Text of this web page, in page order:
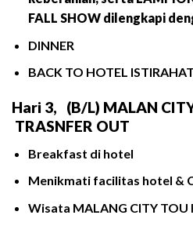
FALL SHOW dilengkapi
DINNER
BACK TO HOTEL ISTIRAHAT
Hari 3, (B/L) MALAN
TRASNFER OUT
Breakfast di hotel
Menikmati facilitas hotel &
Wisata MALANG CITY TOU